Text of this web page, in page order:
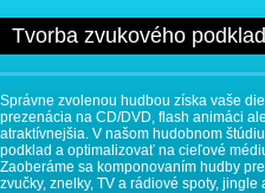
Tvorba zvukového
Správne zvolenou hudbou získa vaše
prezenácia na CD/DVD, flash animáci
atraktívnejšia. V našom hudobnom
podklad a optimalizovať na cieľové
Zaoberáme sa komponovaním hudby
zvučky, znelky, TV a rádiové spoty,